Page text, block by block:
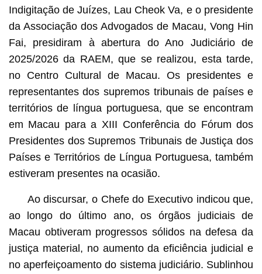
Indigitação de Juízes, Lau Cheok Va, e o presidente
da Associação dos Advogados de Macau, Vong Hin
Fai, presidiram à abertura do Ano Judiciário de
2025/2026 da RAEM, que se realizou, esta tarde,
no Centro Cultural de Macau. Os presidentes e
representantes dos supremos tribunais de países e
territórios de língua portuguesa, que se encontram
em Macau para a XIII Conferência do Fórum dos
Presidentes dos Supremos Tribunais de Justiça dos
Países e Territórios de Língua Portuguesa, também
estiveram presentes na ocasião.
Ao discursar, o Chefe do Executivo indicou que,
ao longo do último ano, os órgãos judiciais de
Macau obtiveram progressos sólidos na defesa da
justiça material, no aumento da eficiência judicial e
no aperfeiçoamento do sistema judiciário. Sublinhou